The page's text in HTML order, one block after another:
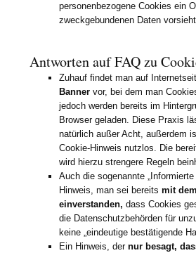
personenbezogene Cookies ein
zweckgebundenen Daten
Antworten auf FAQ zu
Zuhauf findet man auf
Bannervor, bei dem man
jedoch werden bereits im
Browser geladen. Diese Praxis
natürlich außer Acht, außerdem
Cookie-Hinweis nutzlos. Die
wird hierzu strengere Regeln
Auch die sogenannte
Hinweis, man sei bereitsmit
einverstanden,dass Cookies
die Datenschutzbehörden für
keine „eindeutige bestätigende
Ein Hinweis, dernur besagt,